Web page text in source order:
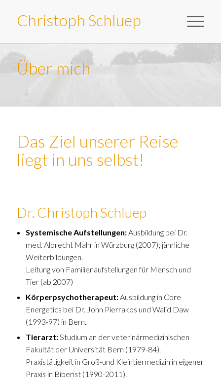
Christoph Schluep
Über mich
Das Ziel unserer Reise
liegt in uns selbst!
Dr. Christoph Schluep
Systemische Aufstellungen:Ausbildung bei Dr.
med. Albrecht Mahr in Würzburg (2007); jährliche
Weiterbildungen.
Leitung von Familienaufstellungen für Mensch und
Tier (ab 2007)
Körperpsychotherapeut:Ausbildung in Core
Energetics bei Dr. John Pierrakos und Walid Daw
(1993-97) in Bern.
Tierarzt:Studium an der veterinärmedizinischen
Fakultät der Universität Bern (1979-84).
Praxistätigkeit in Groß-und Kleintiermedizin in eigener
Praxis in Biberist (1990-2011).